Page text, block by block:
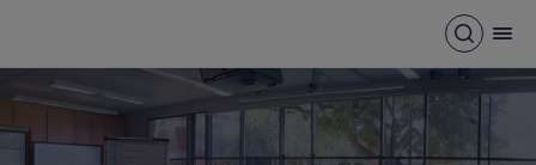
Portal de Formación Abrir